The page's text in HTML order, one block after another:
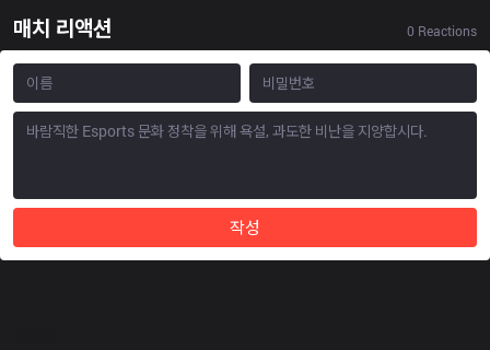
매치 리액션 0 Reactions
작성